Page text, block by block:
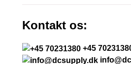
Kontakt os:
+45